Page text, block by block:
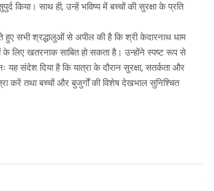
किया। साथ ही, उन्हें भविष्य में बच्चों की सुरक्षा के प्रति
हुए सभी श्रद्धालुओं से अपील की है कि श्री केदारनाथ धाम
के लिए खतरनाक साबित हो सकता है। उन्होंने स्पष्ट रूप से
संदेश दिया है कि यात्रा के दौरान सुरक्षा, सतर्कता और
करें तथा बच्चों और बुजुर्गों की विशेष देखभाल सुनिश्चित